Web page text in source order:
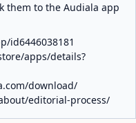
them to the Audiala app
id6446038181
apps/details?
download/
editorial-process/